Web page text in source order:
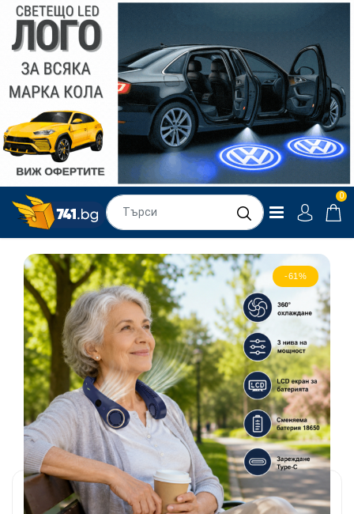
0
-61%